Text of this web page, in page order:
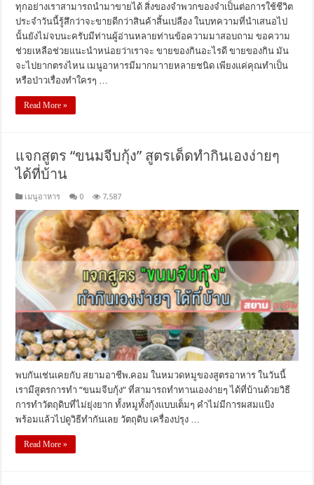
ทุกอย่างเราสามารถนำมาขายได้ สิ่งของจำพวกของจำเป็นต่อการใช้ชีวิต
ประจำวันนี้รู้สึกว่าจะขายดีกว่าสินค้าสิ้นเปลือง ในบทความที่นำเสนอไป
นั้นยังไม่จบนะครับมีท่านผู้อ่านหลายท่านข้อความมาสอบถาม ขอความ
ช่วยเหลือช่วยแนะนำหน่อยว่าเราจะ ขายของกินอะไรดี ขายของกิน มัน
จะไปยากตรงไหน เมนูอาหารมีมากมาายหลายชนิด เพียงแค่คุณทำเป็น
หรือป่าวเรื่องทำใครๆ …
Read More »
แจกสูตร “ขนมจีบกุ้ง” สูตรเด็ดทำกินเองง่ายๆ
ได้ที่บ้าน
เมนูอาหาร 0 7,587
พบกันเช่นเคยกับ สยามอาชีพ.คอม ในหมวดหมูของสูตรอาหาร ในวันนี้
เรามีสูตรการทำ “ขนมจีบกุ้ง” ที่สามารถทำทานเองง่ายๆ ได้ที่บ้านด้วยวิธี
การทำวัตถุดิบที่ไม่ยุ่งยาก ทั้งหมูทั้งกุ้งแบบเต็มๆ คำไม่มีการผสมแป้ง
พร้อมแล้วไปดูวิธีทำกันเลย วัตถุดิบ เครื่องปรุง …
Read More »